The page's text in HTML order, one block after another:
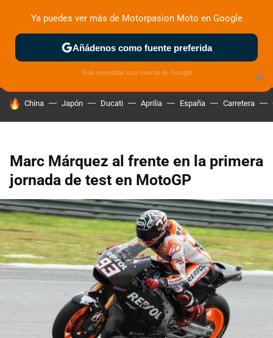
ZONA DE PRUEBAS DEPORTIVAS MOTOS ELÉCTRICAS
HOY SE HABLA DE
China Japón Ducati Aprilia España Carretera
Marc Márquez al frente en la primera
jornada de test en MotoGP
×
Ya puedes ver más de Motorpasion Moto en Google
Añádenos como fuente preferida
Solo necesitas una cuenta de Google